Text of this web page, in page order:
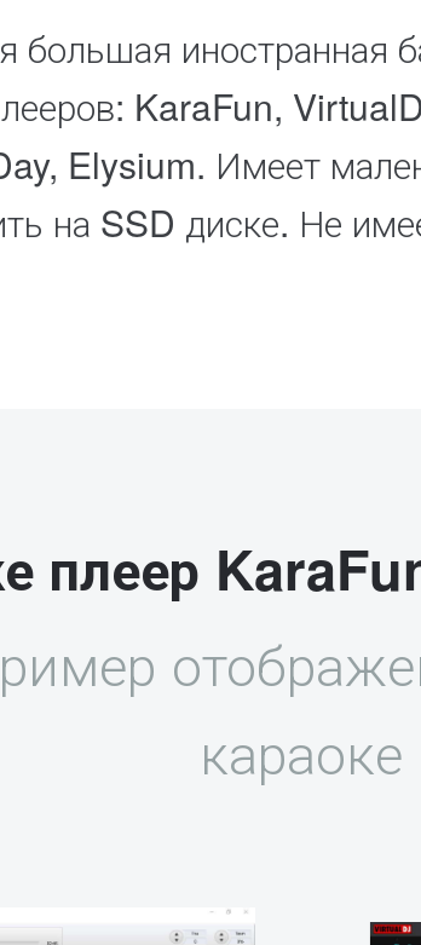
большая иностранная
KaraFun,
Elysium. Имеет
на SSD диске. Не
плеер
караоке